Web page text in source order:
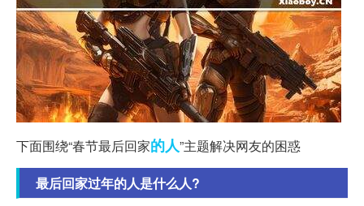
下面围绕“春节最后回家的人”主题解决网友的困惑
最后回家过年的人是什么人?